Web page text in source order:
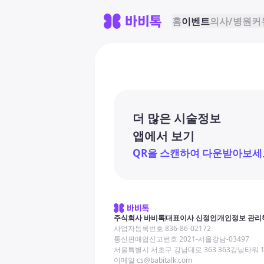
홈이벤트의사/병원커
더 많은 시술정보
앱에서 보기
QR을 스캔하여 다운받아보세
주식회사 바비톡대표이사 신정인개인정보 관리
사업자등록번호 836-86-02172
통신판매업신고번호 2021-서울강남-03497
서울특별시 서초구 강남대로 363 363강남타워
이메일 cs@babitalk.com